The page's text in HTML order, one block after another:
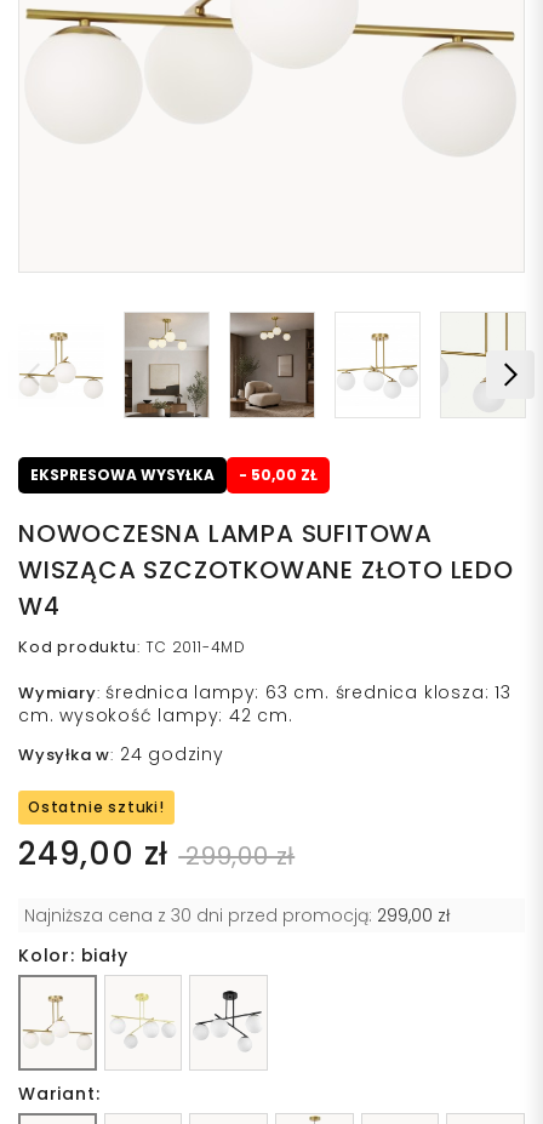
EKSPRESOWA WYSYŁKA - 50,00 ZŁ
NOWOCZESNA LAMPA SUFITOWA
WISZĄCA SZCZOTKOWANE ZŁOTO LEDO
W4
Kod produktu:TC 2011-4MD
Wymiary: średnica lampy: 63 cm. średnica klosza: 13
cm. wysokość lampy: 42 cm.
Wysyłka w: 24 godziny
Ostatnie sztuki!
249,00 zł 299,00 zł
Najniższa cena z 30 dni przed promocją: 299,00 zł
Kolor: biały
Wariant: